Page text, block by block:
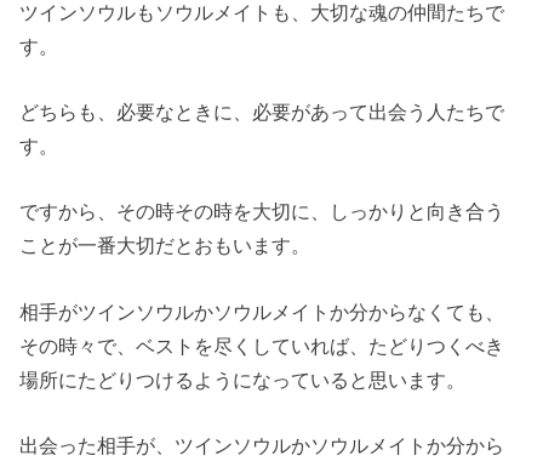
ツインソウルもソウルメイトも、大切な魂の仲間たちで
す。
どちらも、必要なときに、必要があって出会う人たちで
す。
ですから、その時その時を大切に、しっかりと向き合う
ことが一番大切だとおもいます。
相手がツインソウルかソウルメイトか分からなくても、
その時々で、ベストを尽くしていれば、たどりつくべき
場所にたどりつけるようになっていると思います。
出会った相手が、ツインソウルかソウルメイトか分から